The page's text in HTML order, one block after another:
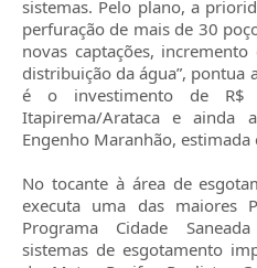
sistemas. Pelo plano, a
perfuração de mais de 30
novas captações,
distribuição da água”, pontua
é o investimento de R$
Itapirema/Arataca e ainda
Engenho Maranhão,
No tocante à área de
executa uma das maiores
Programa Cidade
sistemas de esgotamento